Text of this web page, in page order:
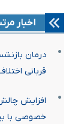
اخبار
درمان
قربانی
افزایش
خصوصی با